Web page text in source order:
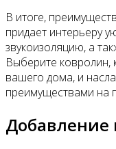
В итоге,
придает интерьеру
звукоизоляцию, а
Выберите ковролин,
вашего дома, и
преимуществами на
Добавление